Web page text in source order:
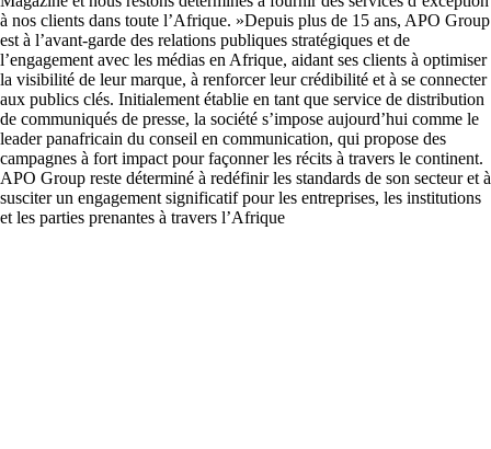
à nos clients dans toute l’Afrique. »Depuis plus de 15 ans, APO Group
est à l’avant-garde des relations publiques stratégiques et de
l’engagement avec les médias en Afrique, aidant ses clients à optimiser
la visibilité de leur marque, à renforcer leur crédibilité et à se connecter
aux publics clés. Initialement établie en tant que service de distribution
de communiqués de presse, la société s’impose aujourd’hui comme le
leader panafricain du conseil en communication, qui propose des
campagnes à fort impact pour façonner les récits à travers le continent.
APO Group reste déterminé à redéfinir les standards de son secteur et à
susciter un engagement significatif pour les entreprises, les institutions
et les parties prenantes à travers l’Afrique